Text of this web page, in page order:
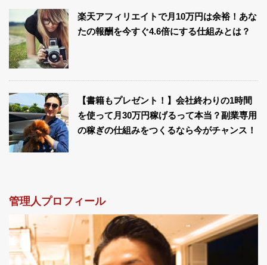
楽天アフィリエイトで月10万円は余裕！あな
たの報酬を今すぐ4.6倍にする仕組みとは？
【書籍もプレゼント！】会社終わりの1時間
を使って月30万円稼げるって本当？副業専用
の稼ぎの仕組みをつくるなら今がチャンス！
管理人プロフィール